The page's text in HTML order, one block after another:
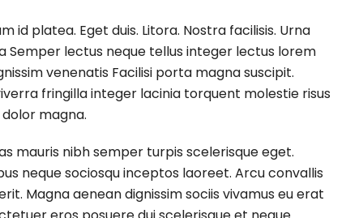
id platea. Eget duis. Litora. Nostra facilisis. Urna
lectus neque tellus integer lectus lorem
venenatis Facilisi porta magna suscipit.
fringilla integer lacinia torquent molestie risus
magna.
mauris nibh semper turpis scelerisque eget.
neque sociosqu inceptos laoreet. Arcu convallis
Magna aenean dignissim sociis vivamus eu erat